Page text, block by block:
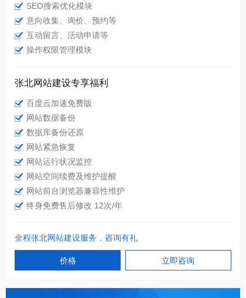
SEO搜索优化模块
意向收集、询价、预约等
互动留言、活动申请等
操作权限管理模块
张北网站建设专享福利
百度云加速免费版
网站数据备份
数据库备份还原
网站紧急恢复
网站运行状况监控
网站空间续费及维护提醒
网站前台浏览器兼容性维护
终身免费售后修改 12次/年
全程张北网站建设服务，咨询有礼
价格 立即咨询